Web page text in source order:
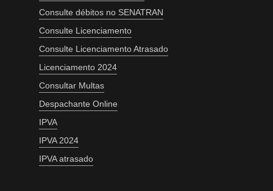
Consulte débitos no SENATRAN
Consulte Licenciamento
Consulte Licenciamento Atrasado
Licenciamento 2024
Consultar Multas
Despachante Online
IPVA
IPVA 2024
IPVA atrasado